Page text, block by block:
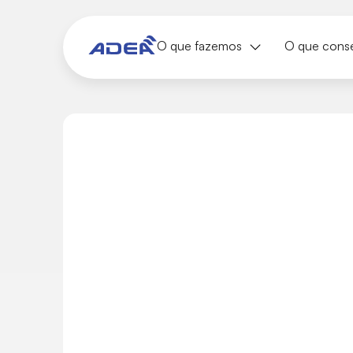
O que fazemos O que